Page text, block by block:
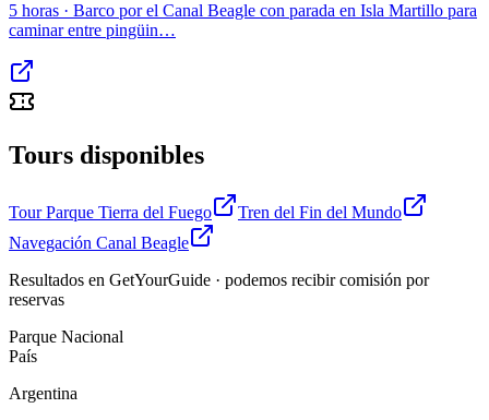
5 horas · Barco por el Canal Beagle con parada en Isla Martillo para
caminar entre pingüin…
Tours disponibles
Tour Parque Tierra del Fuego
Tren del Fin del Mundo
Navegación Canal Beagle
Resultados en GetYourGuide · podemos recibir comisión por
reservas
Parque Nacional
País
Argentina